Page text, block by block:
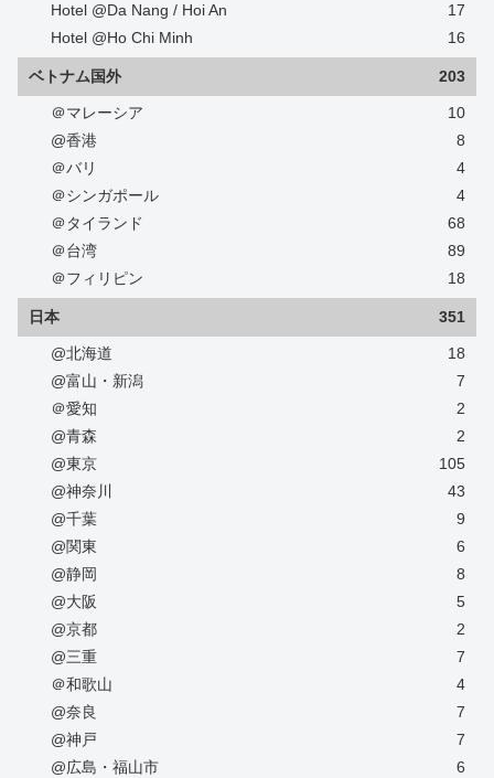
Hotel @Da Nang / Hoi An
17
Hotel @Ho Chi Minh
16
ベトナム国外 203
＠マレーシア
10
@香港
8
＠バリ
4
＠シンガポール
4
＠タイランド
68
＠台湾
89
＠フィリピン
18
日本 351
@北海道
18
@富山・新潟
7
＠愛知
2
@青森
2
@東京
105
@神奈川
43
@千葉
9
@関東
6
@静岡
8
@大阪
5
@京都
2
@三重
7
＠和歌山
4
@奈良
7
@神戸
7
@広島・福山市
6